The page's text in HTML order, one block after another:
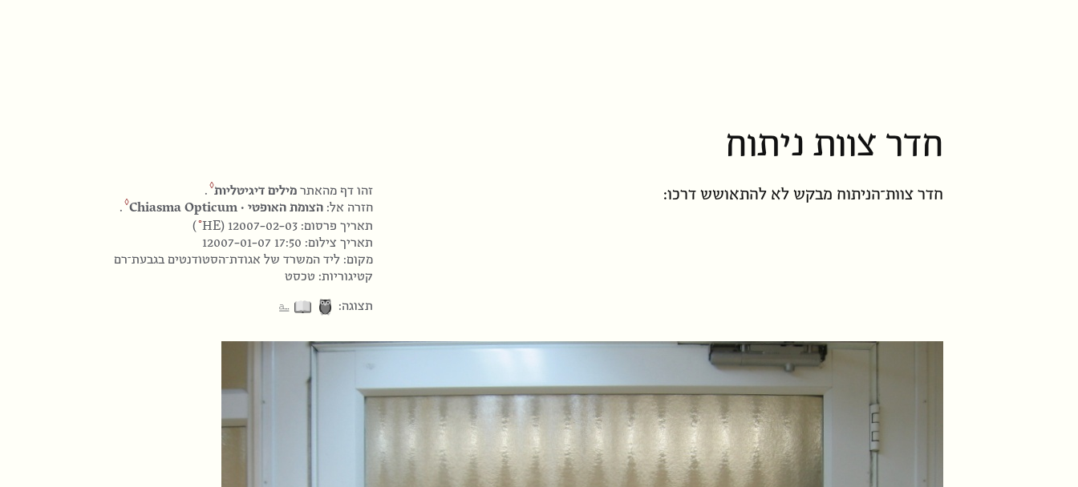
חדר צוות ניתוח
זהו דף מהאתרמילים דיגיטליות .
חזרה אל:הצומת האופטי · Chiasma Opticum
.
תאריך פרסום: 12007-02-03 (
HE
)
תאריך צילום: 12007-01-07 17:50
מקום: ליד המשרד של אגודת־הסטודנטים בגבעת־רם
קטיגוריות: טכסט
תצוגה: ⎁
חדר צוות־הניתוח מבקש לא להתאושש דרכו: